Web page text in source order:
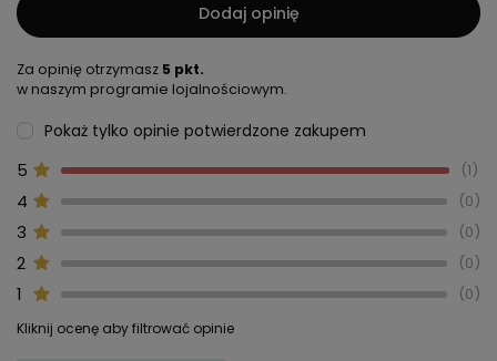
Dodaj opinię
Za opinię otrzymasz 5 pkt.
w naszym programie lojalnościowym.
Pokaż tylko opinie potwierdzone zakupem
5 1
4 0
3 0
2 0
1 0
Kliknij ocenę aby filtrować opinie